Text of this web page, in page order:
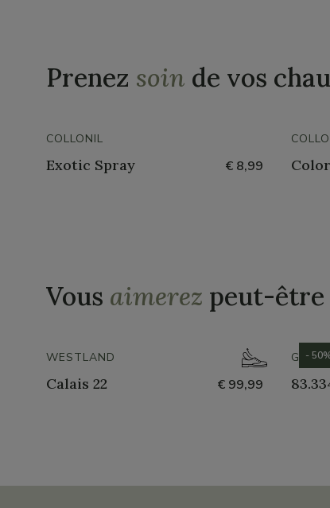
Prenez soin de vos
COLLONIL
Exotic Spray € 8,99
Vous aimerez peut-être
WESTLAND
Calais 22 € 99,99
-